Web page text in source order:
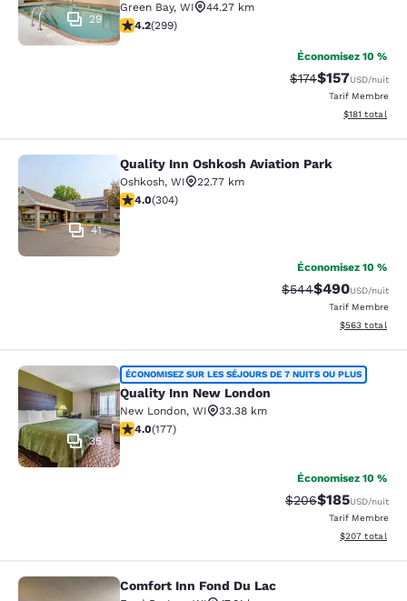
29
Green Bay, WI
44.27 km
4.19 étoiles. Très Bien. 299 commentaires
4.2(299)
Économisez 10 %
Tarif barré :
$174Tarif réduit :
$157USD/nuit
Tarif Membre
Afficher les
$181 total
Quality Inn Oshkosh Aviation Park
41
Quality Inn Oshkosh Aviation Park
Oshkosh, WI
22.77 km
4.01 étoiles. Très Bien. 304 commentaires
4.0(304)
Économisez 10 %
Tarif barré :
$544Tarif réduit :
$490USD/nuit
Tarif Membre
Afficher les
$563 total
Quality Inn New London
35
ÉCONOMISEZ SUR LES SÉJOURS DE 7 NUITS OU PLUS
Quality Inn New London
New London, WI
33.38 km
4.03 étoiles. Très Bien. 177 commentaires
4.0(177)
Économisez 10 %
Tarif barré :
$206Tarif réduit :
$185USD/nuit
Tarif Membre
Afficher les
$207 total
Comfort Inn Fond Du Lac
Comfort Inn Fond Du Lac